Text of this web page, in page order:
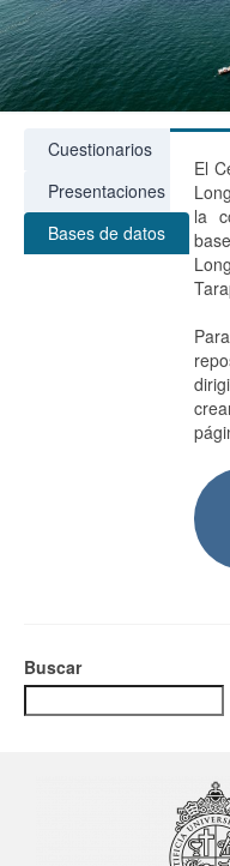
Cuestionarios
Presentaciones
Bases de datos
El
la
Buscar